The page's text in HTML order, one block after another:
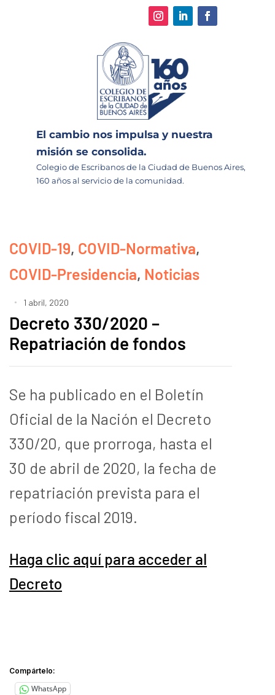
El cambio nos impulsa y nuestra
misión se consolida.
Colegio de Escribanos de la Ciudad de Buenos Aires,
160 años al servicio de la comunidad.
COVID-19, COVID-Normativa,
COVID-Presidencia, Noticias
1 abril, 2020
Decreto 330/2020 –
Repatriación de fondos
Se ha publicado en el Boletín
Oficial de la Nación el Decreto
330/20, que prorroga, hasta el
30 de abril de 2020, la fecha de
repatriación prevista para el
período fiscal 2019.
Haga clic aquí para acceder al
Decreto
Compártelo:
WhatsApp